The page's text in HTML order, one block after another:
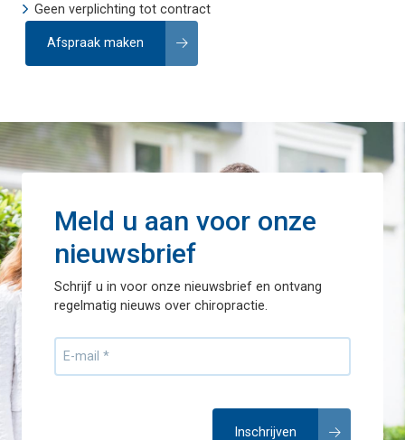
Geen verplichting tot contract
Afspraak maken
Meld u aan voor onze
nieuwsbrief
Schrijf u in voor onze nieuwsbrief en ontvang
regelmatig nieuws over chiropractie.